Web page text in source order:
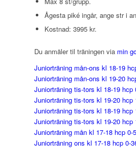
Ågesta piké ingår, ange str i
Kostnad: 3995 kr.
Du anmäler til träningen via min
Juniorträning mån-ons kl 18-19
Juniorträning mån-ons kl 19-20
Juniorträning tis-tors kl 18-19 hcp
Juniorträning tis-tors kl 19-20 hcp
Juniorträning tis-tors kl 18-19 hcp
Juniorträning tis-tors kl 19-20 hcp
Juniorträning mån kl 17-18 hcp 0-
Juniorträning ons kl 17-18 hcp 0-